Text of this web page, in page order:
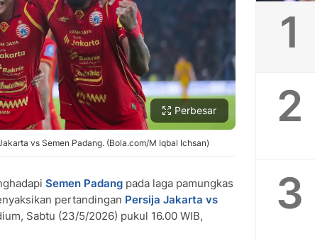
Perbesar
vs Semen Padang. (Bola.com/M Iqbal Ichsan)
Semen Padang pada laga pamungkas
pertandingan Persija Jakarta vs
Sabtu (23/5/2026) pukul 16.00 WIB,
1
2
3